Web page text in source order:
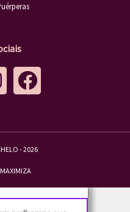
F
a
e
b
o
o
- 2026